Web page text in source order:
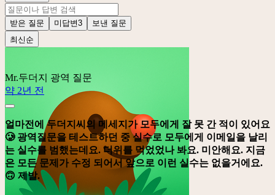
받은 질문 미답변3
보낸 질문
최신순
Mr.두더지
광역 질문
약 2년 전
얼마전에 두더지씨의 메세지가 모두에게 잘 못 간 적이 있어요
🥲 광역질문을 테스트하던 중 실수로 모두에게 이메일을 날리
는 실수를 범했는데요. 더위를 먹었었나 봐요. 미안해요. 지금
은 모든 문제가 수정 되어서 앞으로 이런 실수는 없을거에요.
🙃 제발.